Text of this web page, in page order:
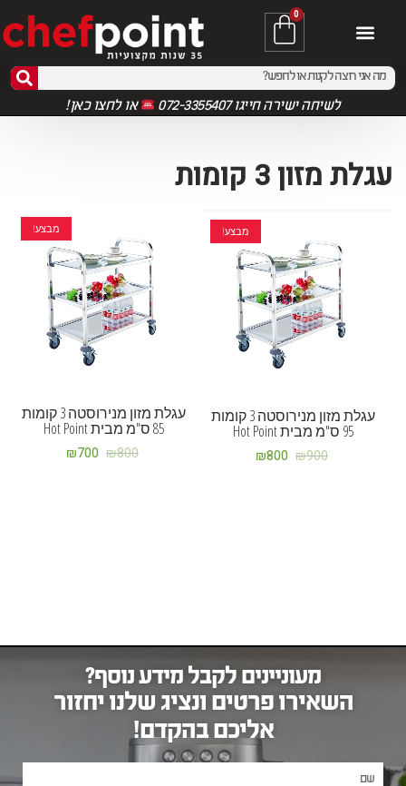
0
לשיחה ישירה חייגו 072-3355407 אולחצו כאן!
עגלת מזון 3 קומות
מבצע!
עגלת מזון מנירוסטה 3 קומות
85 ס"מ מבית Hot Point
₪800
₪700
מבצע!
עגלת מזון מנירוסטה 3 קומות
95 ס"מ מבית Hot Point
₪900
₪800
מעוניינים לקבל מידע נוסף?
השאירו פרטים ונציג שלנו יחזור
אליכם בהקדם!